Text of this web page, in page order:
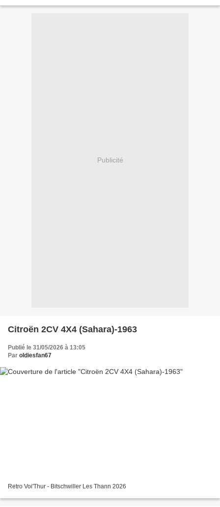
Publicité
Citroën 2CV 4X4 (Sahara)-1963
Publié le 31/05/2026 à 13:05
Par oldiesfan67
Retro Voi'Thur - Bitschwiller Les Thann 2026